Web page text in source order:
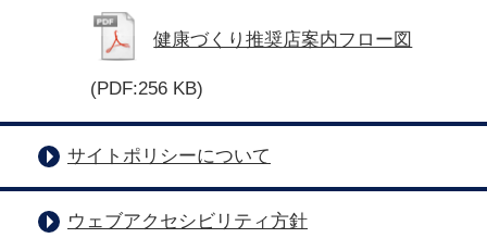
健康づくり推奨店案内フロー図
(PDF:256 KB)
サイトポリシーについて
ウェブアクセシビリティ方針